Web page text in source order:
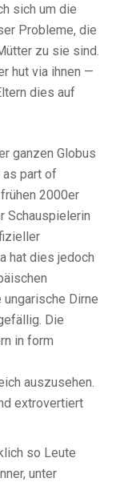
sich um die
Probleme, die
zu sie sind.
hut via ihnen —
dies auf
ganzen Globus
part of
2000er
Schauspielerin
hat dies jedoch
Dirne
Die
in form
auszusehen.
extrovertiert
so Leute
unter